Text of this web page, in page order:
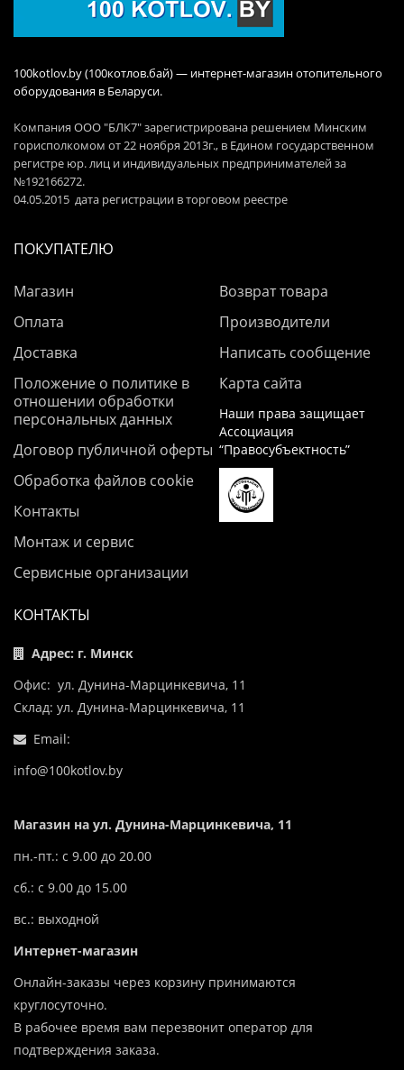
100kotlov.by (100котлов.бай) — интернет-магазин отопительного
оборудования в Беларуси.
Компания ООО "БЛК7" зарегистрирована решением Минским
горисполкомом от 22 ноября 2013г., в Едином государственном
регистре юр. лиц и индивидуальных предпринимателей за
№192166272.
04.05.2015 дата регистрации в торговом реестре
ПОКУПАТЕЛЮ
Магазин
Оплата
Доставка
Положение о политике в
отношении обработки
персональных данных
Договор публичной оферты
Обработка файлов cookie
Контакты
Монтаж и сервис
Сервисные организации
Возврат товара
Производители
Написать сообщение
Карта сайта
Наши права защищает
Ассоциация
“Правосубъектность”
КОНТАКТЫ
Адрес: г. Минск
Офис: ул. Дунина-Марцинкевича, 11
Склад: ул. Дунина-Марцинкевича, 11
Email:
info@100kotlov.by
Магазин на ул. Дунина-Марцинкевича, 11
пн.-пт.: с 9.00 до 20.00
сб.: с 9.00 до 15.00
вс.: выходной
Интернет-магазин
Онлайн-заказы через корзину принимаются
круглосуточно.
В рабочее время вам перезвонит оператор для
подтверждения заказа.